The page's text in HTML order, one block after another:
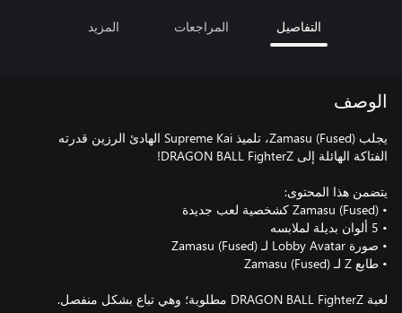
التفاصيل المراجعات المزيد
الوصف
يجلب Zamasu (Fused)، تلميذ Supreme Kai الهادئ الرزين قدرته
لعبة DRAGON BALL FighterZ مطلوبة؛ وهي تباع بشكل منفصل.